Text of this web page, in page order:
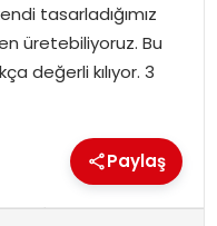
tasarladığımız
üretebiliyoruz. Bu
değerli kılıyor. 3
Paylaş